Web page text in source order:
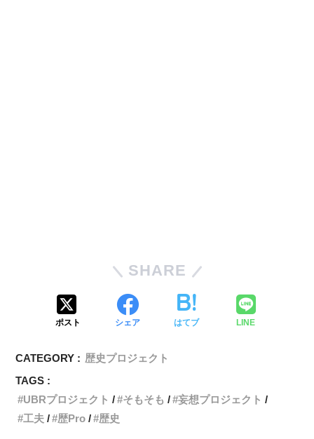
SHARE
ポスト シェア はてブ LINE
CATEGORY : 歴史プロジェクト
TAGS :
UBRプロジェクト
そもそも
妄想プロジェクト
工夫
歴Pro 歴史